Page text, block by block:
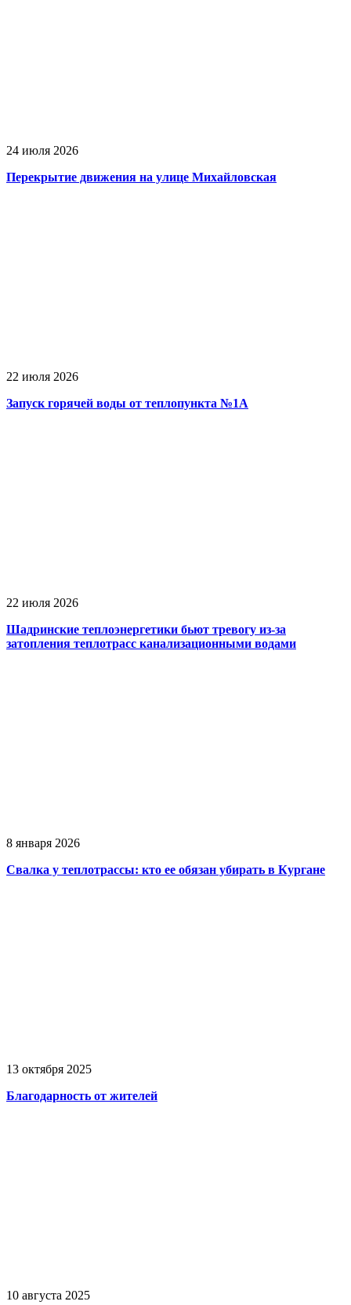
24 июля 2026
Перекрытие движения на улице Михайловская
22 июля 2026
Запуск горячей воды от теплопункта №1А
22 июля 2026
Шадринские теплоэнергетики бьют тревогу из-за
затопления теплотрасс канализационными водами
8 января 2026
Свалка у теплотрассы: кто ее обязан убирать в Кургане
13 октября 2025
Благодарность от жителей
10 августа 2025